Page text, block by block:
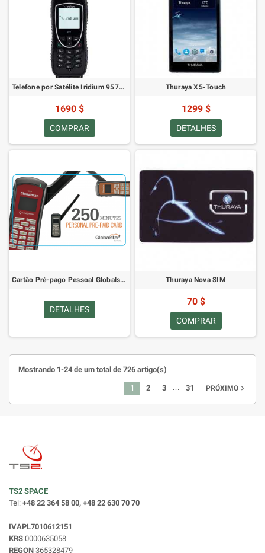
Telefone por Satélite Iridium 9575 PTT
1690 $
COMPRAR
Thuraya X5-Touch
1299 $
DETALHES
Cartão Pré-pago Pessoal Globalstar 250
DETALHES
Thuraya Nova SIM
70 $
COMPRAR
Mostrando 1-24 de um total de 726 artigo(s)
1 2 3 … 31 PRÓXIMO navigate_next
TS2 SPACE
Tel: +48 22 364 58 00, +48 22 630 70 70
IVAPL7010612151
KRS 0000635058
REGON 365328479